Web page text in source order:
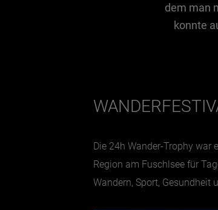
dem man
konnte
Die 24h Wander-Trophy war
Region am Fuschlsee für
Wandern, Sport, Gesundheit